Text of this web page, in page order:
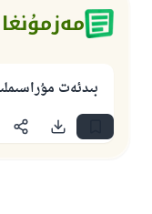
مەزمۇنغا
بىدئەت